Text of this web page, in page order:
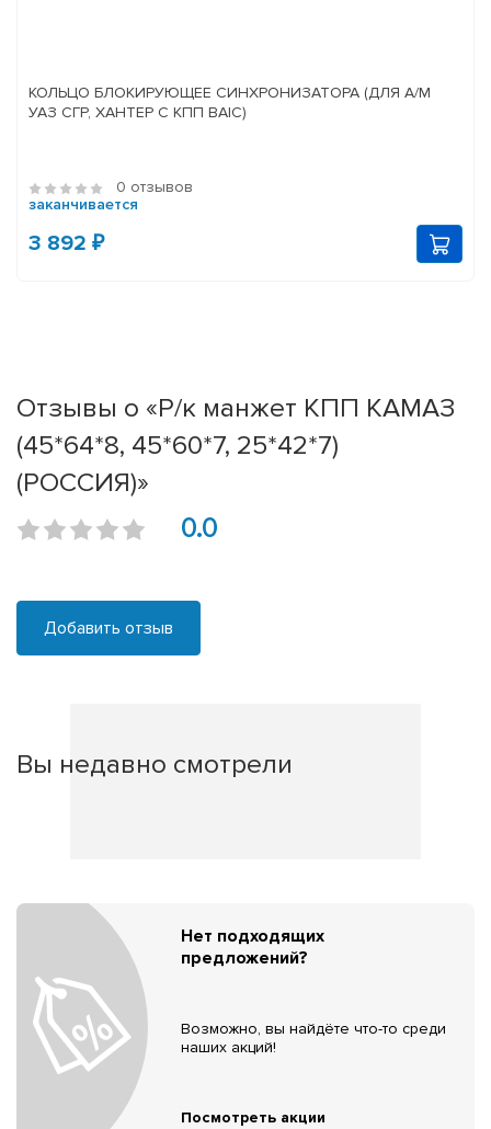
КОЛЬЦО БЛОКИРУЮЩЕЕ СИНХРОНИЗАТОРА (ДЛЯ А/М
УАЗ СГР, ХАНТЕР С КПП BAIC)
0 отзывов
заканчивается
3 892 ₽
Отзывы о «Р/к манжет КПП КАМАЗ
(45*64*8, 45*60*7, 25*42*7)
(РОССИЯ)»
0.0
Добавить отзыв
Вы недавно смотрели
Нет подходящих
предложений?
Возможно, вы найдёте что-то среди
наших акций!
Посмотреть акции